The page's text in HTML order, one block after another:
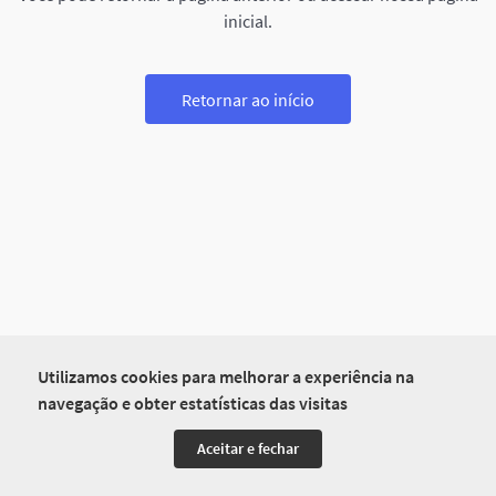
Utilizamos cookies para melhorar a experiência na
navegação e obter estatísticas das visitas
Aceitar e fechar
inicial.
Retornar ao início